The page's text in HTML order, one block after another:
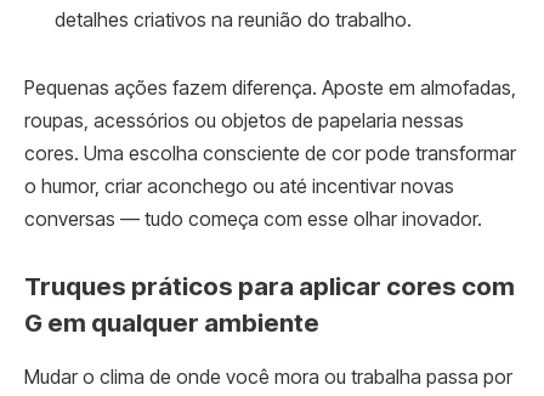
detalhes criativos na reunião do trabalho.
Pequenas ações fazem diferença. Aposte em almofadas,
roupas, acessórios ou objetos de papelaria nessas
cores. Uma escolha consciente de cor pode transformar
o humor, criar aconchego ou até incentivar novas
conversas — tudo começa com esse olhar inovador.
Truques práticos para aplicar cores com
G em qualquer ambiente
Mudar o clima de onde você mora ou trabalha passa por